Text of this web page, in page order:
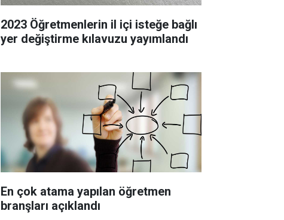
2023 Öğretmenlerin il içi isteğe bağlı
yer değiştirme kılavuzu yayımlandı
En çok atama yapılan öğretmen
branşları açıklandı